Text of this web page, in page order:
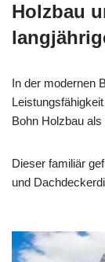
Holzbau
In der modernen
Bohn Holzbau
Dieser familiär
und